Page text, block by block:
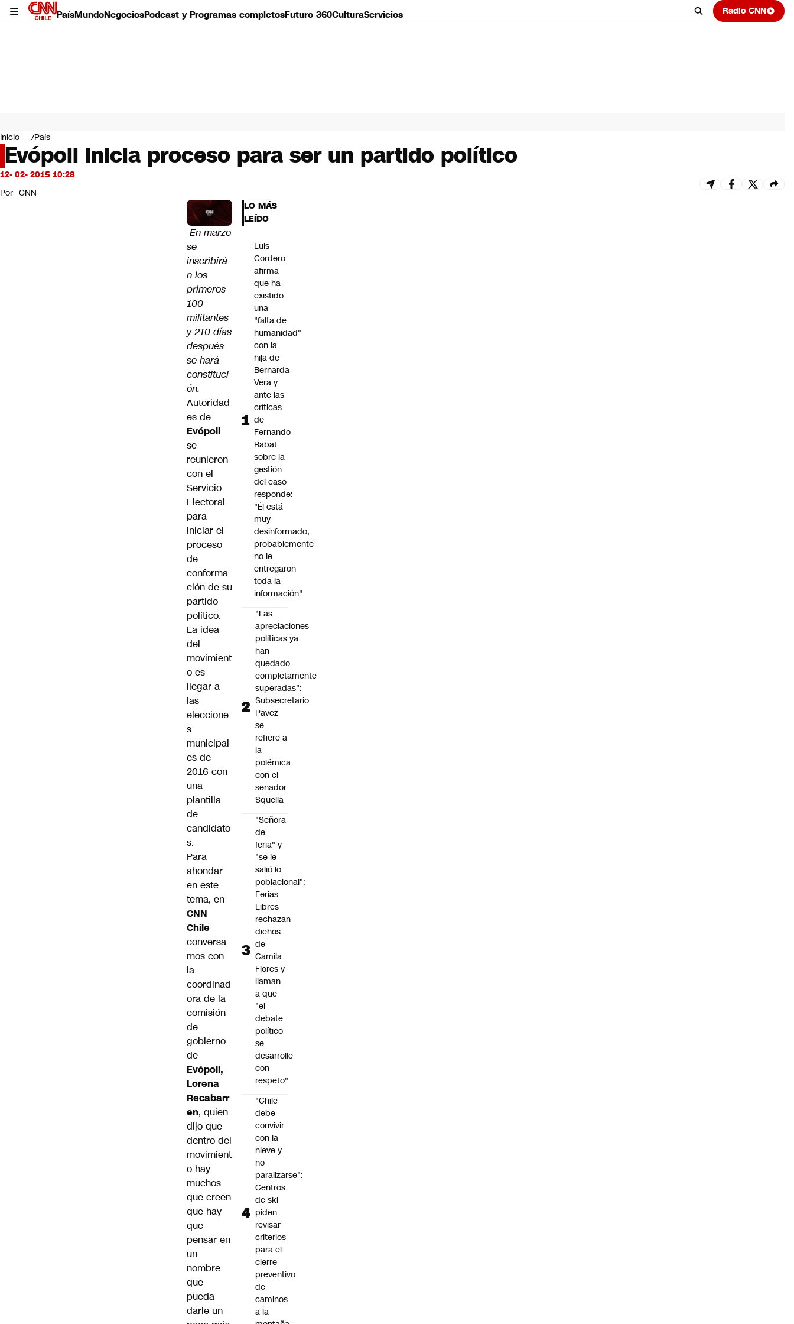
PaísMundoNegociosPodcast y Programas completosFuturo 360CulturaServicios Radio CNN
Mundo
Negocios
Deportes
Programas completos
Servicios
Inicio País
Evópoli inicia proceso para ser un partido político
12- 02- 2015 10:28
Por CNN
En marzo
se
inscribirá
n los
primeros
100
militantes
y 210 días
después
se hará
constituci
ón.
Autoridad
es de
Evópoli
se
reunieron
con el
Servicio
Electoral
para
iniciar el
proceso
de
conforma
ción de su
partido
político.
La idea
del
movimient
o es
llegar a
las
eleccione
s
municipal
es de
2016 con
una
plantilla
de
candidato
s.
Para
ahondar
en este
tema, en
CNN
Chile
conversa
mos con
la
coordinad
ora de la
comisión
de
gobierno
de
Evópoli,
Lorena
Recabarr
en, quien
dijo que
dentro del
movimient
o hay
muchos
que creen
que hay
que
pensar en
un
nombre
que
pueda
darle un
LO MÁS
LEÍDO
Luis
Cordero
afirma
que ha
existido
una
"falta de
humanidad"
con la
hija de
Bernarda
Vera y
ante las
críticas
de
Fernando
Rabat
sobre la
gestión
del caso
responde:
"Él está
muy
desinformado,
probablemente
no le
entregaron
toda la
información"
"Las
apreciaciones
políticas ya
han
quedado
completamente
superadas":
Subsecretario
Pavez
se
refiere a
la
polémica
con el
senador
Squella
"Señora
de
feria" y
"se le
salió lo
poblacional":
Ferias
Libres
rechazan
dichos
de
Camila
Flores y
llaman
a que
"el
debate
político
se
desarrolle
con
respeto"
"Chile
debe
convivir
con la
nieve y
no
paralizarse":
Centros
de ski
piden
revisar
criterios
para el
cierre
preventivo
de
caminos
a la